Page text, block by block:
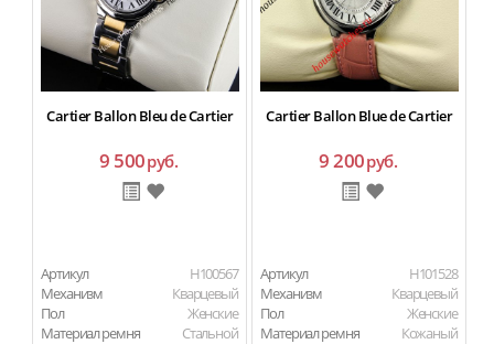
Cartier Ballon Bleu de Cartier
9 500руб.
Артикул
H100567
Механизм
Кварцевый
Пол
Женские
Материал ремня
Стальной
Cartier Ballon Blue de Cartier
9 200руб.
Артикул
H101528
Механизм
Кварцевый
Пол
Женские
Материал ремня
Кожаный